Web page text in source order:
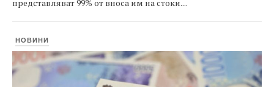
представляват 99% от вноса им на стоки....
НОВИНИ